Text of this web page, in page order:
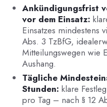
Ankündigungsfrist
vor dem Einsatz:
Einsatzes mindestens
Abs. 3 TzBfG,
Mitteilungswegen wie
Aushang.
Tägliche
Stunden: klare
pro Tag – nach § 12